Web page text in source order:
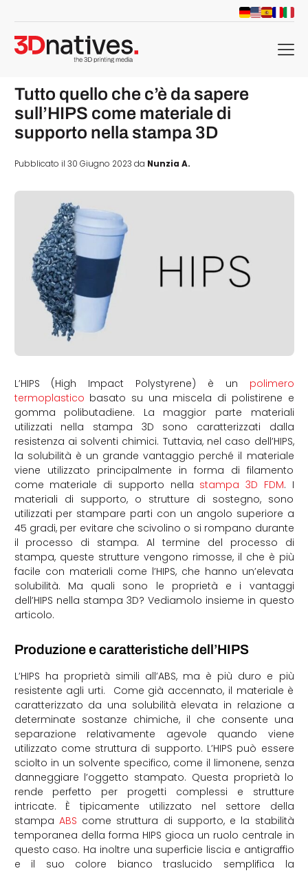
menu
Tutto quello che c’è da sapere
sull’HIPS come materiale di
supporto nella stampa 3D
Pubblicato il 30 Giugno 2023 da Nunzia A.
L’HIPS (High Impact Polystyrene) è un polimero
termoplastico basato su una miscela di polistirene e
gomma polibutadiene. La maggior parte materiali
utilizzati nella stampa 3D sono caratterizzati dalla
resistenza ai solventi chimici. Tuttavia, nel caso dell’HIPS,
la solubilità è un grande vantaggio perché il materiale
viene utilizzato principalmente in forma di filamento
come materiale di supporto nella stampa 3D FDM. I
materiali di supporto, o strutture di sostegno, sono
utilizzati per stampare parti con un angolo superiore a
45 gradi, per evitare che scivolino o si rompano durante
il processo di stampa. Al termine del processo di
stampa, queste strutture vengono rimosse, il che è più
facile con materiali come l’HIPS, che hanno un’elevata
solubilità. Ma quali sono le proprietà e i vantaggi
dell’HIPS nella stampa 3D? Vediamolo insieme in questo
articolo.
Produzione e caratteristiche dell’HIPS
L’HIPS ha proprietà simili all’ABS, ma è più duro e più
resistente agli urti. Come già accennato, il materiale è
caratterizzato da una solubilità elevata in relazione a
determinate sostanze chimiche, il che consente una
separazione relativamente agevole quando viene
utilizzato come struttura di supporto. L’HIPS può essere
sciolto in un solvente specifico, come il limonene, senza
danneggiare l’oggetto stampato. Questa proprietà lo
rende perfetto per progetti complessi e strutture
intricate. È tipicamente utilizzato nel settore della
stampa ABS come struttura di supporto, e la stabilità
temporanea della forma HIPS gioca un ruolo centrale in
questo caso. Ha inoltre una superficie liscia e antigraffio
e il suo colore bianco traslucido semplifica la